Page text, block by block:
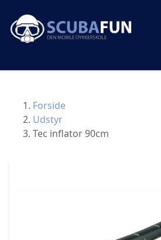
Forside
Udstyr
Tec inflator 90cm